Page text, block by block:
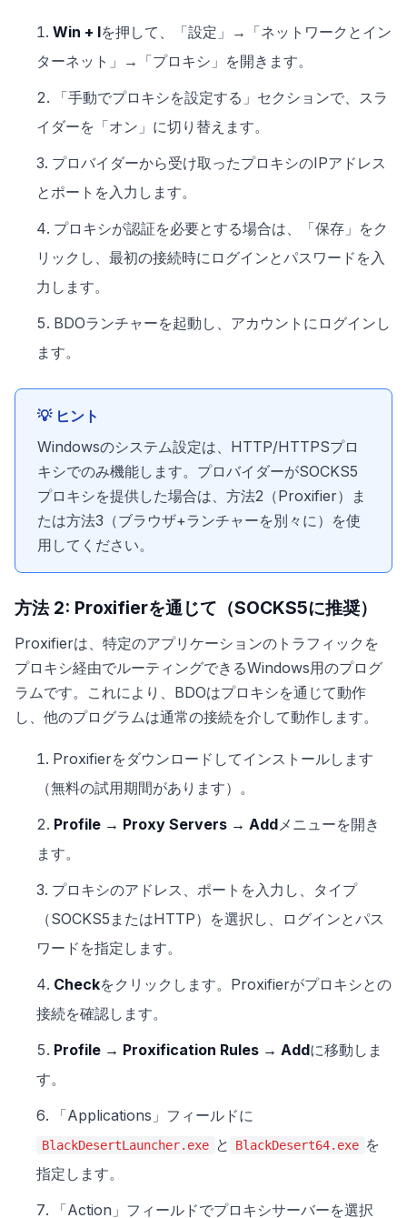
Win + Iを押して、「設定」→「ネットワークとイン
ターネット」→「プロキシ」を開きます。
「手動でプロキシを設定する」セクションで、スラ
イダーを「オン」に切り替えます。
プロバイダーから受け取ったプロキシのIPアドレス
とポートを入力します。
プロキシが認証を必要とする場合は、「保存」をク
リックし、最初の接続時にログインとパスワードを入
力します。
BDOランチャーを起動し、アカウントにログインし
ます。
💡 ヒント
Windowsのシステム設定は、HTTP/HTTPSプロ
キシでのみ機能します。プロバイダーがSOCKS5
プロキシを提供した場合は、方法2（Proxifier）ま
たは方法3（ブラウザ+ランチャーを別々に）を使
用してください。
方法 2: Proxifierを通じて（SOCKS5に推奨）
Proxifierは、特定のアプリケーションのトラフィックを
プロキシ経由でルーティングできるWindows用のプログ
ラムです。これにより、BDOはプロキシを通じて動作
し、他のプログラムは通常の接続を介して動作します。
Proxifierをダウンロードしてインストールします
（無料の試用期間があります）。
Profile → Proxy Servers → Addメニューを開き
ます。
プロキシのアドレス、ポートを入力し、タイプ
（SOCKS5またはHTTP）を選択し、ログインとパス
ワードを指定します。
Checkをクリックします。Proxifierがプロキシとの
接続を確認します。
Profile → Proxification Rules → Addに移動しま
す。
「Applications」フィールドに
BlackDesertLauncher.exe と BlackDesert64.exe を
指定します。
「Action」フィールドでプロキシサーバーを選択